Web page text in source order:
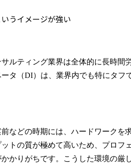
うイメージが強い
ルティング業界は全体的に長時間
タ（DI）は、業界内でも特にタフ
などの時期には、ハードワークを
トの質が極めて高いため、プロフ
かりがちです。こうした環境の厳